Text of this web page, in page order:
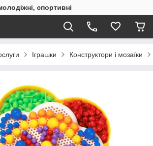
спортивні
Іграшки Конструктори і мозаїки